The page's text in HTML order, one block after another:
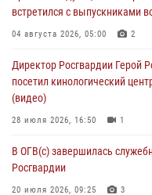
Лучшие футбольные команды
определили на Кубани
встретился с выпускниками
04 августа 2026, 05:00 2
Директор Росгвардии Герой
посетил кинологический
(видео)
28 июля 2026, 16:50 1
В ОГВ(с) завершилась
Росгвардии
20 июля 2026, 09:25 3